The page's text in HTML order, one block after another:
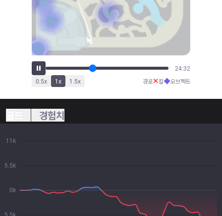
27:25
0.5x 1x 1.5x 경로✕킬◆오브젝트
경험치
0k
5.5k
11k